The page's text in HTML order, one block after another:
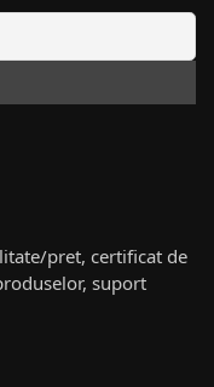
pret, certificat de
suport